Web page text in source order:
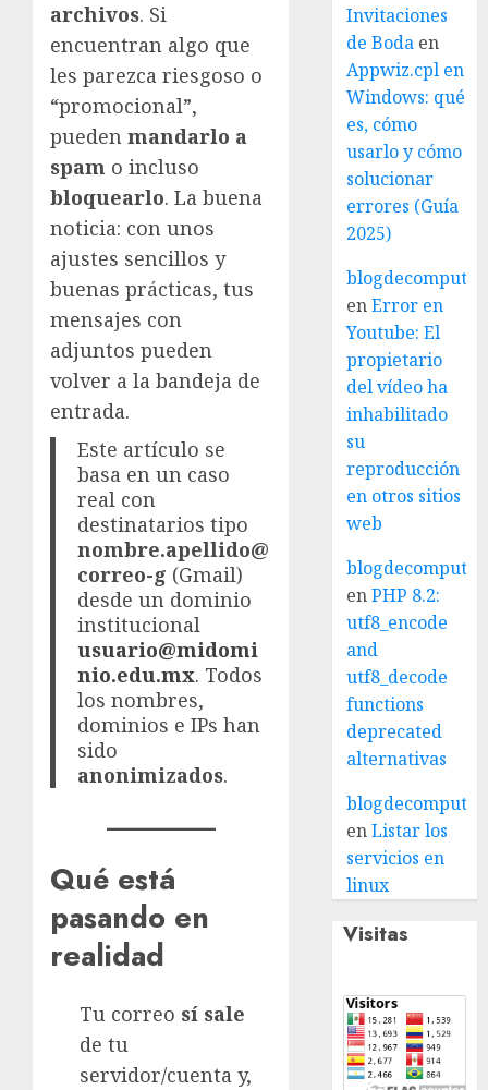
archivos. Si
encuentran algo que
les parezca riesgoso o
“promocional”,
pueden mandarlo a
spam o incluso
bloquearlo. La buena
noticia: con unos
ajustes sencillos y
buenas prácticas, tus
mensajes con
adjuntos pueden
volver a la bandeja de
entrada.
Este artículo se
basa en un caso
real con
destinatarios tipo
nombre.apellido@
correo-g (Gmail)
desde un dominio
institucional
usuario@midomi
nio.edu.mx. Todos
los nombres,
dominios e IPs han
sido
anonimizados.
Qué está
pasando en
realidad
Tu correo sí sale
de tu
servidor/cuenta y,
Invitaciones
de Boda en
Appwiz.cpl en
Windows: qué
es, cómo
usarlo y cómo
solucionar
errores (Guía
2025)
enError en
Youtube: El
propietario
del vídeo ha
inhabilitado
su
reproducción
en otros sitios
web
enPHP 8.2:
utf8_encode
and
utf8_decode
functions
deprecated
alternativas
enListar los
servicios en
linux
Visitas